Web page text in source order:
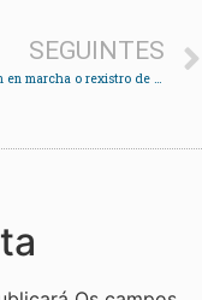
SEGUINTES
Cultura pon en marcha o rexistro de artistas locais